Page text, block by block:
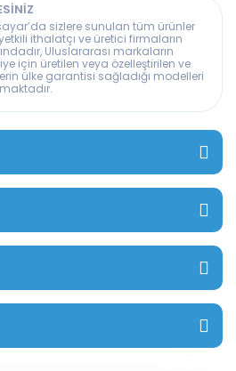
sizlere sunulan tüm ürünler
ithalatçı ve üretici firmaların
Uluslararası markaların
için üretilen veya özelleştirilen ve
ülke garantisi sağladığı modelleri